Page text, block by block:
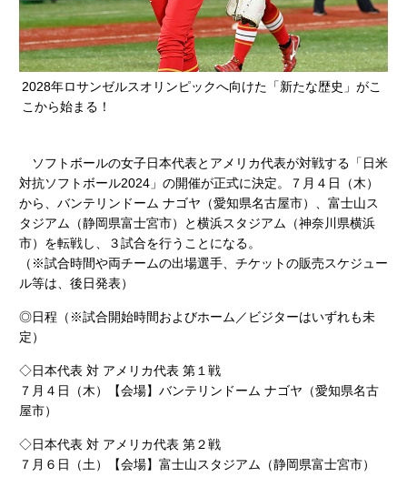
2028年ロサンゼルスオリンピックへ向けた「新たな歴史」がこ
こから始まる！
ソフトボールの女子日本代表とアメリカ代表が対戦する「日米
対抗ソフトボール2024」の開催が正式に決定。７月４日（木）
から、バンテリンドーム ナゴヤ（愛知県名古屋市）、富士山ス
タジアム（静岡県富士宮市）と横浜スタジアム（神奈川県横浜
市）を転戦し、３試合を行うことになる。
（※試合時間や両チームの出場選手、チケットの販売スケジュー
ル等は、後日発表）
◎日程（※試合開始時間およびホーム／ビジターはいずれも未
定）
◇日本代表 対 アメリカ代表 第１戦
７月４日（木）【会場】バンテリンドーム ナゴヤ（愛知県名古
屋市）
◇日本代表 対 アメリカ代表 第２戦
７月６日（土）【会場】富士山スタジアム（静岡県富士宮市）